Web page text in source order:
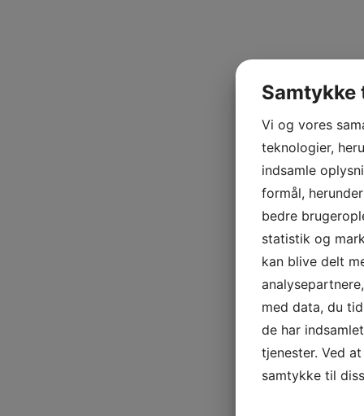
Vi og vores
teknologier,
indsamle
formål,
bedre
statistik og
kan blive delt
med data, du
de har
tjenester. Ved
samtykke til